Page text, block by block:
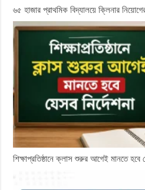
৬৫ হাজার প্রাথমিক বিদ্যালয়ে ক্লিনার
শিক্ষাপ্রতিষ্ঠানে ক্লাস শুরুর আগেই মানতে হবে